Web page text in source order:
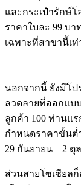
และกระเป๋ารักษ์
ราคาใบละ 99 บ
เฉพาะที่สาขานี้เ
นอกจากนี้ ยังมีโป
ลวดลายที่ออกแบ
ลูกค้า 100 ท่านแ
กำหนดราคาขั้นต่
29 กันยายน – 2 ตุ
ส่วนสายโซเชียล